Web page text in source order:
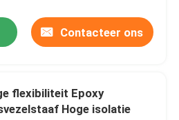
Contacteer ons
flexibiliteit Epoxy
Hoge isolatie